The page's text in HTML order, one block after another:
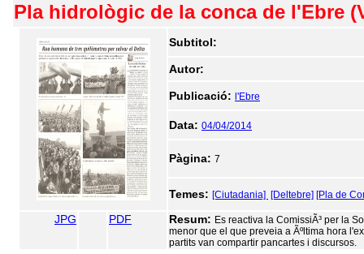
Pla hidrològic de la conca de l'Ebre
Subtitol:
Autor:
Publicació: l'Ebre
Data: 04/04/2014
Pàgina: 7
Temes: [Ciutadania] [Deltebre] [Pla de
JPG PDF Resum: Es reactiva la ComissiÃ³ per la
menor que el que preveia a Ãºltima hora
partits van compartir pancartes i discursos.